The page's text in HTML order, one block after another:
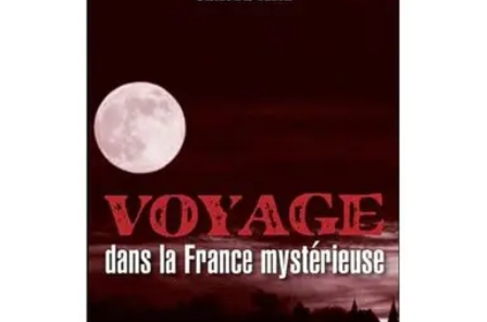
Découverte Monde